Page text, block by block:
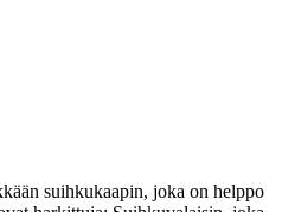
suihkukaapin, joka on helppo